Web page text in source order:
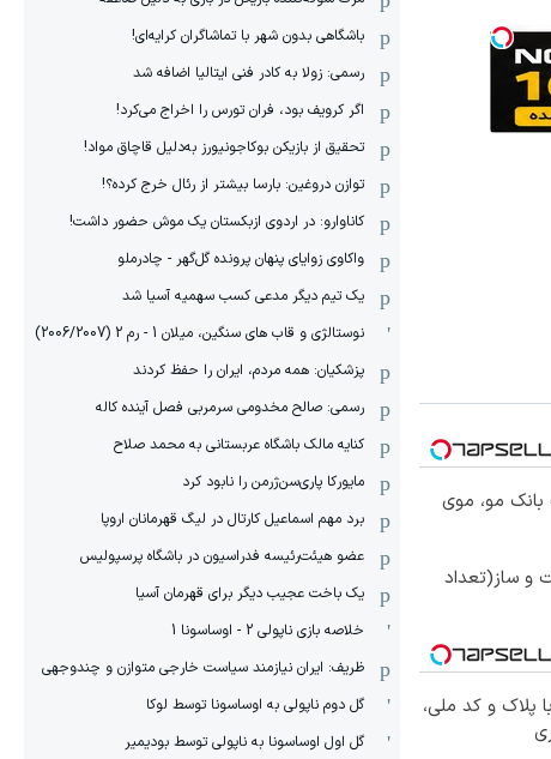
مو، موی
و ساز(تعداد
پلاک و کد ملی،
باشگاهی بدون شهر با تماشاگران کرایه‌ای!
رسمی: زولا به کادر فنی ایتالیا اضافه شد
اگر کرویف بود، فران تورس را اخراج می‌کرد!
تحقیق از بازیکن بوکاجونیورز به‌دلیل قاچاق مواد!
توازن دروغین: بارسا بیشتر از رئال خرج کرده؟!
کاناوارو: در اردوی ازبکستان یک موش حضور داشت!
واکاوی زوایای پنهان پرونده گل‌گهر - چادرملو
یک تیم دیگر مدعی کسب سهمیه آسیا شد
نوستالژی و قاب های سنگین، میلان 1 - رم 2 (2006/2007)
پزشکیان: همه مردم، ایران را حفظ کردند
رسمی: صالح مخدومی سرمربی فصل آینده کاله
کنایه مالک باشگاه عربستانی به محمد صلاح
مایورکا پاری‌سن‌ژرمن را نابود کرد
برد مهم اسماعیل کارتال در لیگ قهرمانان اروپا
عضو هیئت‌رئیسه فدراسیون در باشگاه پرسپولیس
یک باخت عجیب دیگر برای قهرمان آسیا
خلاصه بازی ناپولی 2 - اوساسونا 1
ظریف: ایران نیازمند سیاست خارجی متوازن و چندوجهی
گل دوم ناپولی به اوساسونا توسط لوکا
گل اول اوساسونا به ناپولی توسط بودیمیر